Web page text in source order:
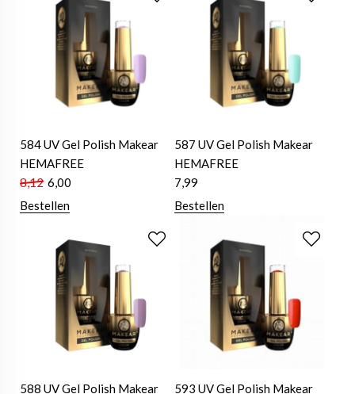
584 UV Gel Polish Makear
HEMAFREE
8,12 6,00
Bestellen
587 UV Gel Polish Makear
HEMAFREE
7,99
Bestellen
588 UV Gel Polish Makear
593 UV Gel Polish Makear